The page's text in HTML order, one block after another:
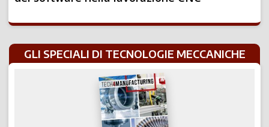
GLI SPECIALI DI TECNOLOGIE MECCANICHE